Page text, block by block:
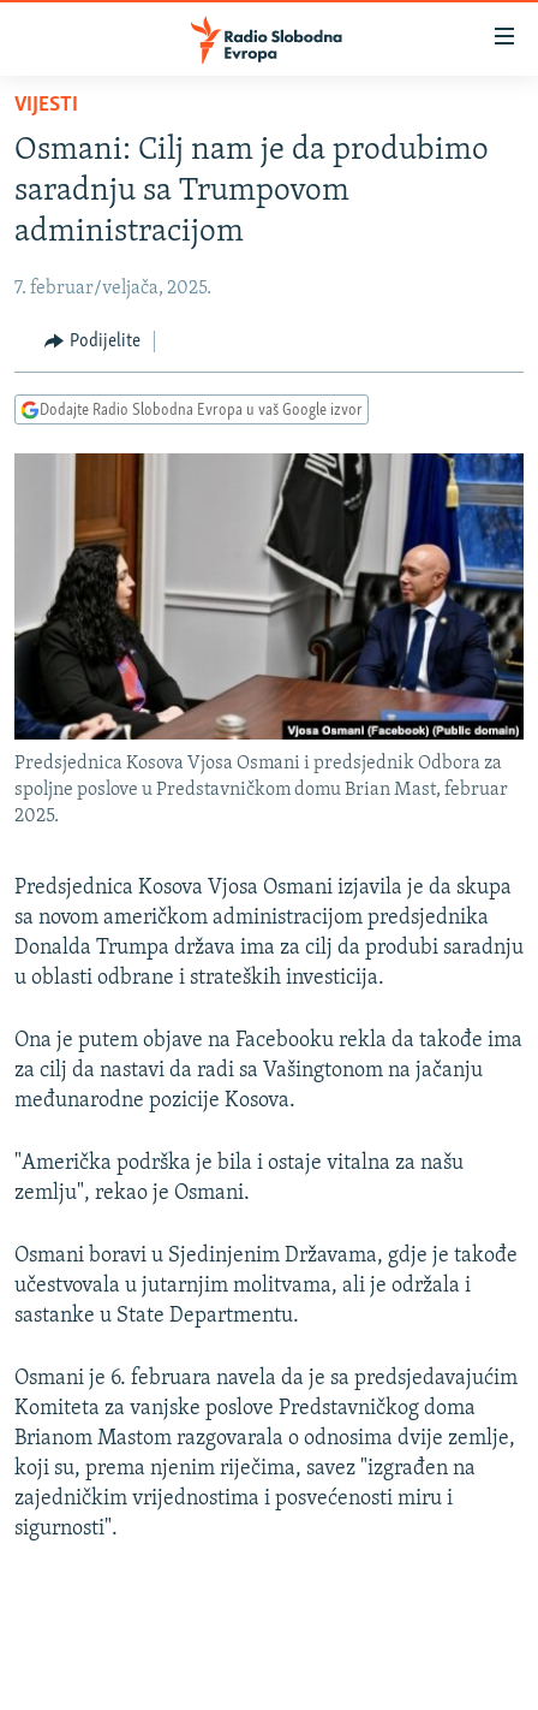
Pređite
glavni
sadržaj
Pređite
na
glavnu
Pređite
na
pretragu
BOSNA I HERCEGOVINA
SRBIJA
CRNA GORA
VIZUELNO
RAT U UKRAJINI
KINA NA BALKANU
RSE PRIČE IZ SVIJETA
ISPRIČAJ MI
DNEVNO@RSE
SPECIJALI RSE
VIŠE OD NASLOVA
GENOCID U SREBRENICI
POPLAVE I KLIZIŠTA U BIH 2024.
TV LIBERTY
TRI DECENIJE OD RATA U BIH
NASTANAK I RASPAD JUGOSLAVIJE
PRATITE NAS
Sve RFE/RL stranice
VIJESTI
Osmani: Cilj nam je da produbimo
saradnju sa Trumpovom
administracijom
7. februar/veljača, 2025.
Podijelite
Dodajte Radio Slobodna Evropa u vaš Google izvor
Predsjednica Kosova Vjosa Osmani i predsjednik Odbora za
spoljne poslove u Predstavničkom domu Brian Mast, februar
2025.
Predsjednica Kosova Vjosa Osmani izjavila je da skupa
sa novom američkom administracijom predsjednika
Donalda Trumpa država ima za cilj da produbi saradnju
u oblasti odbrane i strateških investicija.
Ona je putem objave na Facebooku rekla da takođe ima
za cilj da nastavi da radi sa Vašingtonom na jačanju
međunarodne pozicije Kosova.
"Američka podrška je bila i ostaje vitalna za našu
zemlju", rekao je Osmani.
Osmani boravi u Sjedinjenim Državama, gdje je takođe
učestvovala u jutarnjim molitvama, ali je održala i
sastanke u State Departmentu.
Osmani je 6. februara navela da je sa predsjedavajućim
Komiteta za vanjske poslove Predstavničkog doma
Brianom Mastom razgovarala o odnosima dvije zemlje,
koji su, prema njenim riječima, savez "izgrađen na
zajedničkim vrijednostima i posvećenosti miru i
sigurnosti".